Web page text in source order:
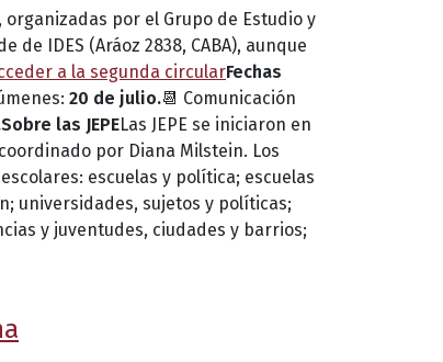
organizadas por el Grupo de Estudio y
IDES (Aráoz 2838, CABA), aunque
a la segunda circularFechas
20 de julio.📆 Comunicación
Sobre las JEPELas JEPE se iniciaron en
por Diana Milstein. Los
escuelas y política; escuelas
universidades, sujetos y políticas;
y juventudes, ciudades y barrios;